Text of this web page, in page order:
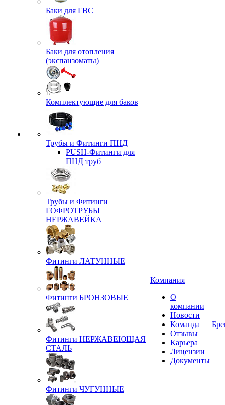
Баки для ГВС
Баки для отопления
(экспанзоматы)
Комплектующие для баков
Трубы и Фитинги ПНД
PUSH-Фитинги для
ПНД труб
Трубы и Фитинги
ГОФРОТРУБЫ
НЕРЖАВЕЙКА
Фитинги ЛАТУННЫЕ
Фитинги БРОНЗОВЫЕ
Фитинги НЕРЖАВЕЮЩАЯ
СТАЛЬ
Фитинги ЧУГУННЫЕ
Компания
О
компании
Новости
Команда
Отзывы
Карьера
Лицензии
Документы